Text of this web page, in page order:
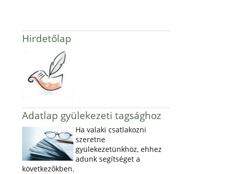
Hirdetőlap
Adatlap gyülekezeti tagsághoz
Ha valaki csatlakozni
szeretne
gyülekezetünkhöz, ehhez
adunk segítséget a
következőkben.